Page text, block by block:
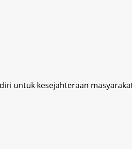
untuk kesejahteraan